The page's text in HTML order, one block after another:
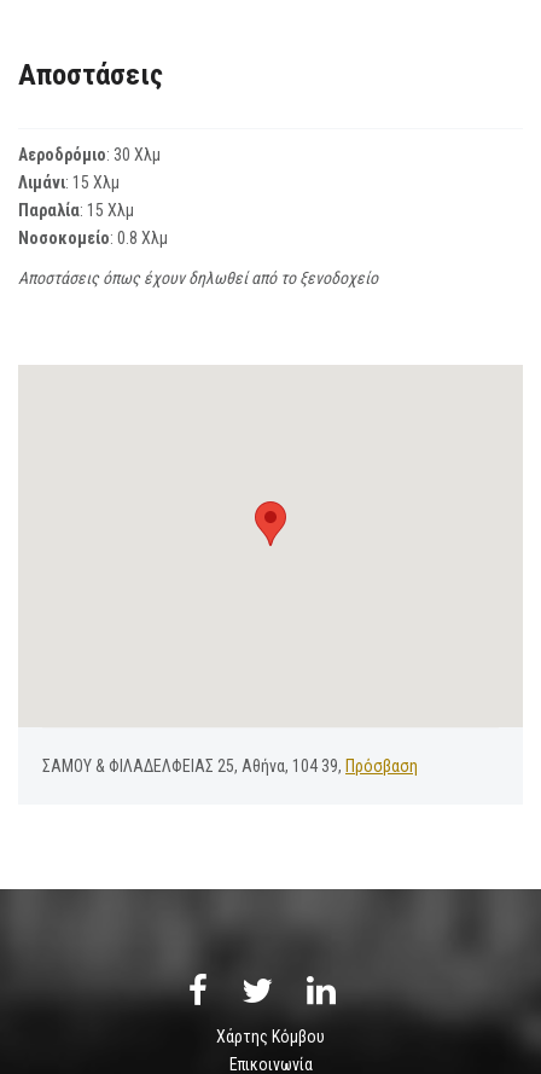
Αποστάσεις
Αεροδρόμιο: 30 Χλμ
Λιμάνι: 15 Χλμ
Παραλία: 15 Χλμ
Νοσοκομείο: 0.8 Χλμ
Αποστάσεις όπως έχουν δηλωθεί από το ξενοδοχείο
ΣΑΜΟΥ & ΦΙΛΑΔΕΛΦΕΙΑΣ 25, Αθήνα, 104 39, Πρόσβαση
Χάρτης Κόμβου
Επικοινωνία